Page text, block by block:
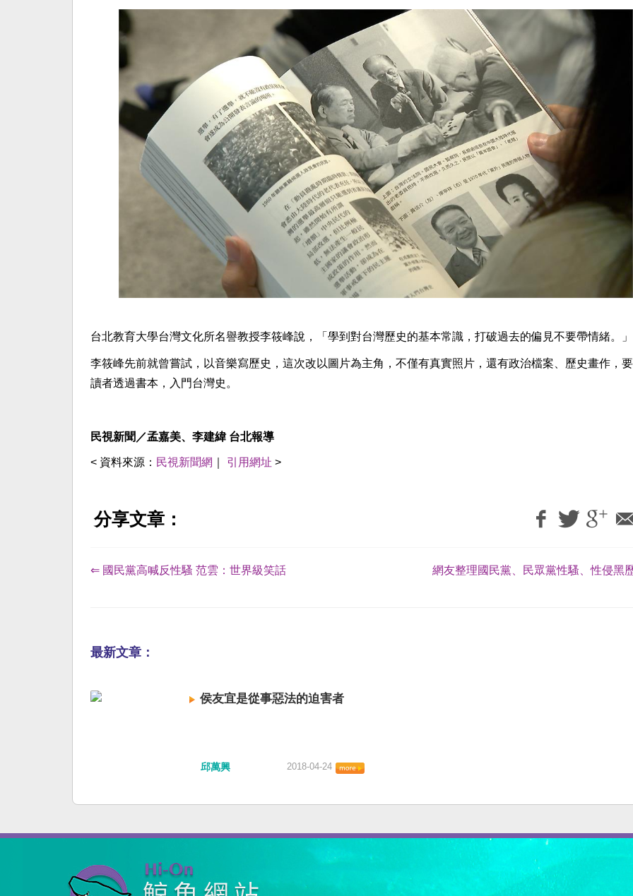
台北教育大學台灣文化所名譽教授李筱峰說，「學到對台灣歷史的基本常識，打破過去的偏見不要帶情緒。」
李筱峰先前就曾嘗試，以音樂寫歷史，這次改以圖片為主角，不僅有真實照片，還有政治檔案、歷史畫作，
讀者透過書本，入門台灣史。
民視新聞／孟嘉美、李建緯 台北報導
< 資料來源： 民視新聞網 引用網址 >
分享文章：
⇐ 國民黨高喊反性騷 范雲：世界級笑話 網友整理國民黨、民眾黨性騷、性侵黑
最新文章：
侯友宜是從事惡法的迫害者
邱萬興 2018-04-24